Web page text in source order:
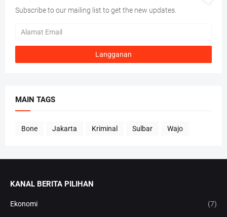
Subscribe to our mailing list to get the new updates.
MAIN TAGS
Bone Jakarta Kriminal Sulbar Wajo
KANAL BERITA PILIHAN
Ekonomi (7)